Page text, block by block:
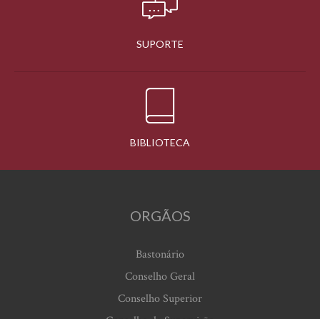
SUPORTE
BIBLIOTECA
ORGÃOS
Bastonário
Conselho Geral
Conselho Superior